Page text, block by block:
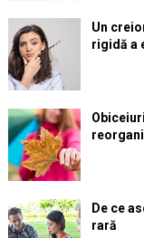
Un
rigidă a
De ce
rară